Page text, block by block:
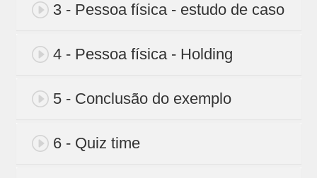
3 - Pessoa física - estudo de caso
4 - Pessoa física - Holding
5 - Conclusão do exemplo
6 - Quiz time